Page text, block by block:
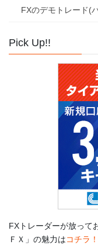
FXのデモトレード(
Pick Up!!
FXトレーダーが放って
ＦＸ」の魅力はコチラ！